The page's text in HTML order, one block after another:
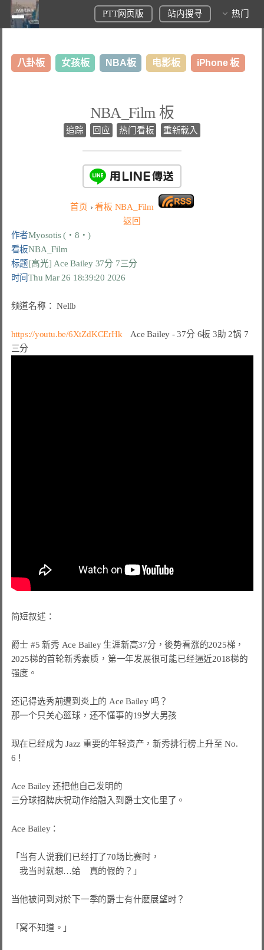
PTT网页版 站内搜寻 热门
八卦板 女孩板 NBA板 电影板 iPhone 板
NBA_Film 板
追踪 回应 热门看板 重新载入
首页 › 看板 NBA_Film
返回
作者Myosotis (・8・)
看板NBA_Film
标题[高光] Ace Bailey 37分 7三分
时间Thu Mar 26 18:39:20 2026
频道名称： Nellb
https://youtu.be/6XtZdKCErHk
Ace Bailey - 37分 6板 3助 2锅 7
三分
简短叙述：
爵士 #5 新秀 Ace Bailey 生涯新高37分，後势看涨的2025梯，
2025梯的首轮新秀素质，第一年发展很可能已经逼近2018梯的
强度。
还记得选秀前遭到炎上的 Ace Bailey 吗？
那一个只关心篮球，还不懂事的19岁大男孩
现在已经成为 Jazz 重要的年轻资产，新秀排行榜上升至 No.
6！
Ace Bailey 还把他自己发明的
三分球招牌庆祝动作给融入到爵士文化里了。
Ace Bailey：
「当有人说我们已经打了70场比赛时，
我当时就想…蛤　真的假的？」
当他被问到对於下一季的爵士有什麽展望时？
「窝不知道。」